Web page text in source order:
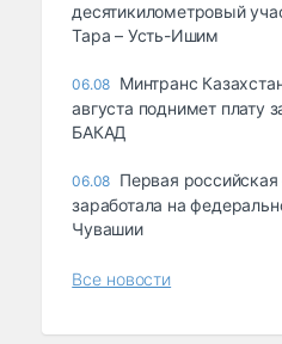
десятикилометровый
Тара – Усть-Ишим
06.08 Минтранс
августа поднимет плату
БАКАД
06.08 Первая российская
заработала на
Чувашии
Все новости